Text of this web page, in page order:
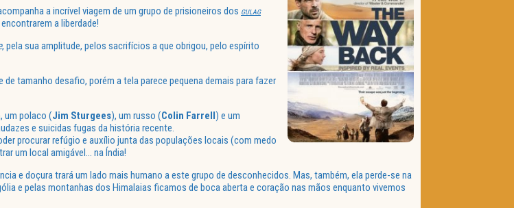
a incrível viagem de um grupo de prisioneiros dos GULAG
a liberdade!
, pela sua amplitude, pelos sacrifícios a que obrigou, pelo espírito
tamanho desafio, porém a tela parece pequena demais para fazer
um polaco (Jim Sturgees), um russo (Colin Farrell) e um
e suicidas fugas da história recente.
procurar refúgio e auxílio junta das populações locais (com medo
um local amigável… na Índia!
e doçura trará um lado mais humano a este grupo de desconhecidos. Mas, também, ela perde-se na
e pelas montanhas dos Himalaias ficamos de boca aberta e coração nas mãos enquanto vivemos